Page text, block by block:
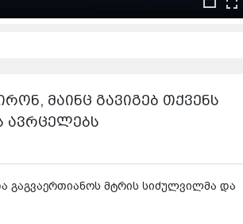
მაინც გავიგებ თქვენს
ავრცელებს
გაგვაერთიანოს მტრის სიძულვილმა და